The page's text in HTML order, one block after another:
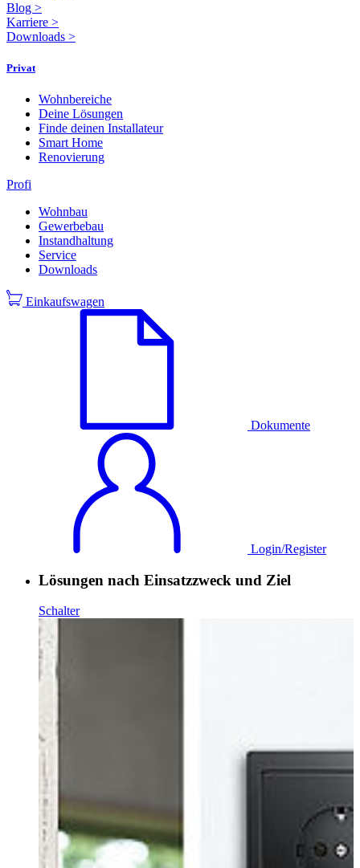
Blog >
Karriere >
Downloads >
Privat
Wohnbereiche
Deine Lösungen
Finde deinen Installateur
Smart Home
Renovierung
Profi
Wohnbau
Gewerbebau
Instandhaltung
Service
Downloads
Einkaufswagen
Dokumente
Login/Register
Lösungen nach Einsatzzweck und Ziel
Schalter